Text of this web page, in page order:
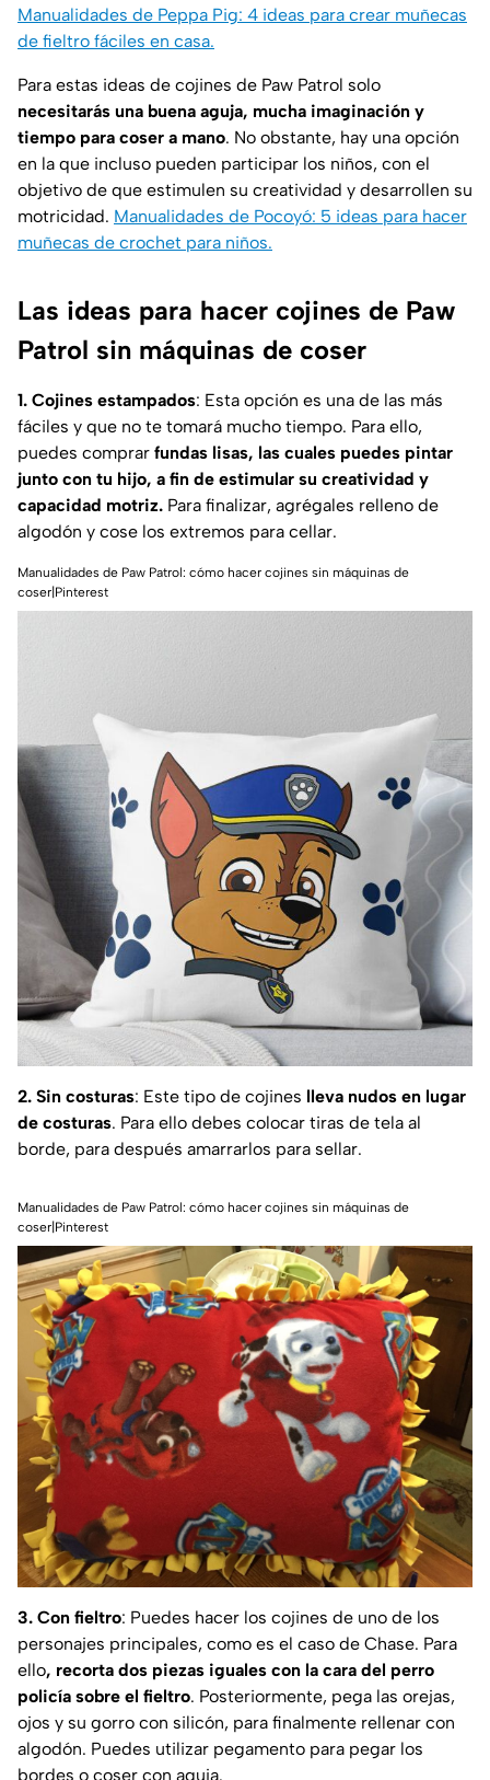
Manualidades de Peppa Pig: 4 ideas para crear muñecas
de fieltro fáciles en casa.
Para estas ideas de cojines de Paw Patrol solo
necesitarás una buena aguja, mucha imaginación y
tiempo para coser a mano. No obstante, hay una opción
en la que incluso pueden participar los niños, con el
objetivo de que estimulen su creatividad y desarrollen su
motricidad. Manualidades de Pocoyó: 5 ideas para hacer
muñecas de crochet para niños.
Las ideas para hacer cojines de Paw
Patrol sin máquinas de coser
1. Cojines estampados: Esta opción es una de las más
fáciles y que no te tomará mucho tiempo. Para ello,
puedes comprar fundas lisas, las cuales puedes pintar
junto con tu hijo, a fin de estimular su creatividad y
capacidad motriz. Para finalizar, agrégales relleno de
algodón y cose los extremos para cellar.
Manualidades de Paw Patrol: cómo hacer cojines sin máquinas de
coser|Pinterest
2. Sin costuras: Este tipo de cojines lleva nudos en lugar
de costuras. Para ello debes colocar tiras de tela al
borde, para después amarrarlos para sellar.
Manualidades de Paw Patrol: cómo hacer cojines sin máquinas de
coser|Pinterest
3. Con fieltro: Puedes hacer los cojines de uno de los
personajes principales, como es el caso de Chase. Para
ello, recorta dos piezas iguales con la cara del perro
policía sobre el fieltro. Posteriormente, pega las orejas,
ojos y su gorro con silicón, para finalmente rellenar con
algodón. Puedes utilizar pegamento para pegar los
bordes o coser con aguja.